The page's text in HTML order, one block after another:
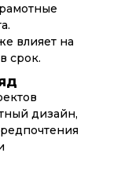
влияет на
срок.
дизайн,